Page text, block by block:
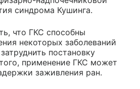
синдрома Кушинга.
что ГКС способны
некоторых заболеваний
постановку
применение ГКС может
заживления ран.